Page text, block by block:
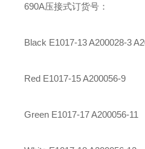
690A压接式订货号：
Black E1017-13A200028-3
Red E1017-15 A200056-9
Green E1017-17 A200056-11